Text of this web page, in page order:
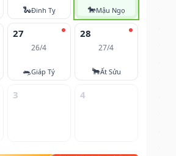
🐍Đinh Tỵ 🐎Mậu Ngọ
27
26/4
🐀Giáp Tý
28
27/4
🐂Ất Sửu
3 4